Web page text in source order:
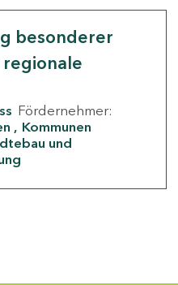
besonderer
Fördernehmer:
Kommunen
und